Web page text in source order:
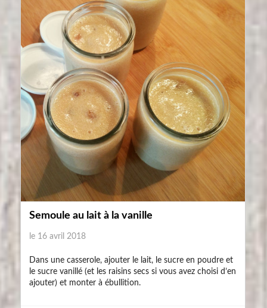
Semoule au lait à la vanille
le 16 avril 2018
Dans une casserole, ajouter le lait, le sucre en poudre et
le sucre vanillé (et les raisins secs si vous avez choisi d’en
ajouter) et monter à ébullition.